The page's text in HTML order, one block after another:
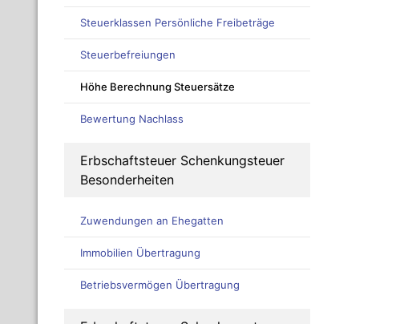
Steuerklassen Persönliche Freibeträge
Steuerbefreiungen
Höhe Berechnung Steuersätze
Bewertung Nachlass
Erbschaftsteuer Schenkungsteuer
Besonderheiten
Zuwendungen an Ehegatten
Immobilien Übertragung
Betriebsvermögen Übertragung